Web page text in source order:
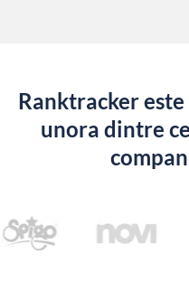
Ranktracker
unora dintre